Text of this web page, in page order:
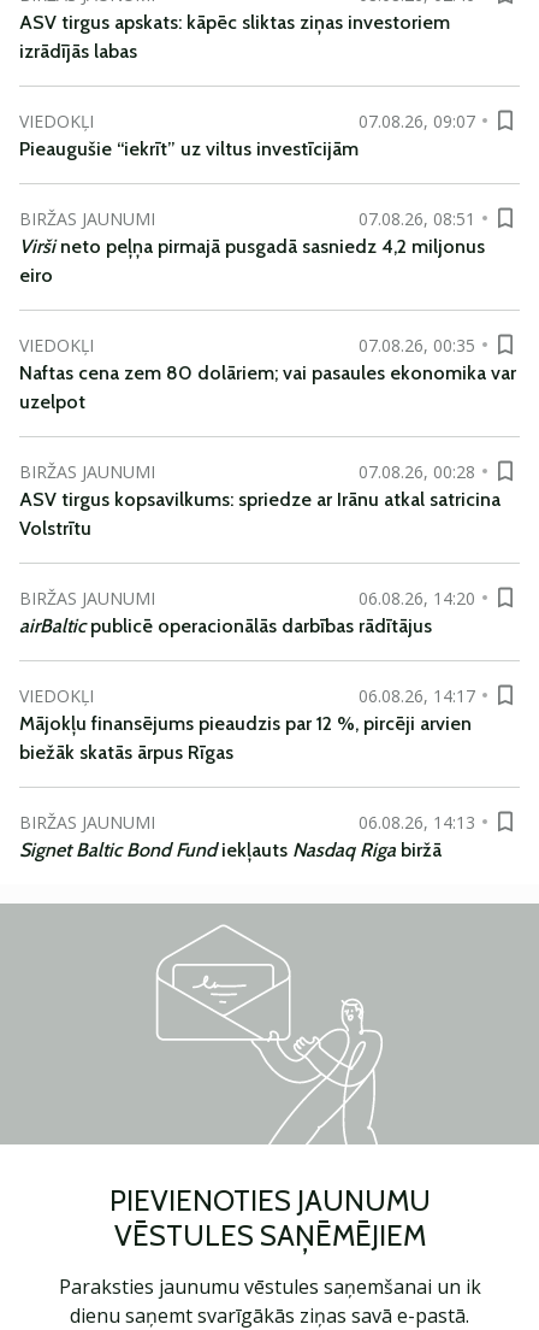
ASV tirgus apskats: kāpēc sliktas ziņas investoriem
izrādījās labas
VIEDOKĻI
07.08.26, 09:07
Pieaugušie “iekrīt” uz viltus investīcijām
BIRŽAS JAUNUMI
07.08.26, 08:51
Viršineto peļņa pirmajā pusgadā sasniedz 4,2 miljonus
eiro
VIEDOKĻI
07.08.26, 00:35
Naftas cena zem 80 dolāriem; vai pasaules ekonomika var
uzelpot
BIRŽAS JAUNUMI
07.08.26, 00:28
ASV tirgus kopsavilkums: spriedze ar Irānu atkal satricina
Volstrītu
BIRŽAS JAUNUMI
06.08.26, 14:20
airBalticpublicē operacionālās darbības rādītājus
VIEDOKĻI
06.08.26, 14:17
Mājokļu finansējums pieaudzis par 12 %, pircēji arvien
biežāk skatās ārpus Rīgas
BIRŽAS JAUNUMI
06.08.26, 14:13
Signet Baltic Bond Fundiekļauts Nasdaq Riga biržā
PIEVIENOTIES JAUNUMU
VĒSTULES SAŅĒMĒJIEM
Paraksties jaunumu vēstules saņemšanai un ik
dienu saņemt svarīgākās ziņas savā e-pastā.